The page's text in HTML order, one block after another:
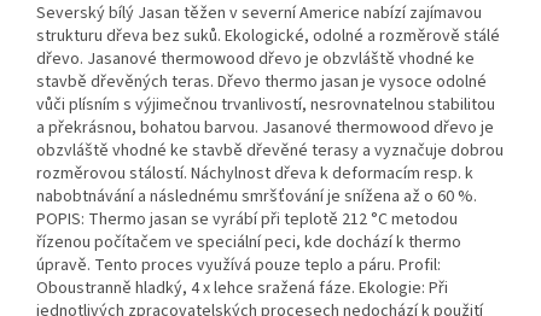
Severský bílý Jasan těžen v severní Americe nabízí zajímavou
strukturu dřeva bez suků. Ekologické, odolné a rozměrově stálé
dřevo. Jasanové thermowood dřevo je obzvláště vhodné ke
stavbě dřevěných teras. Dřevo thermo jasan je vysoce odolné
vůči plísním s výjimečnou trvanlivostí, nesrovnatelnou stabilitou
a překrásnou, bohatou barvou. Jasanové thermowood dřevo je
obzvláště vhodné ke stavbě dřevěné terasy a vyznačuje dobrou
rozměrovou stálostí. Náchylnost dřeva k deformacím resp. k
nabobtnávání a následnému smršťování je snížena až o 60 %.
POPIS: Thermo jasan se vyrábí při teplotě 212 °C metodou
řízenou počítačem ve speciální peci, kde dochází k thermo
úpravě. Tento proces využívá pouze teplo a páru. Profil:
Oboustranně hladký, 4 x lehce sražená fáze. Ekologie: Při